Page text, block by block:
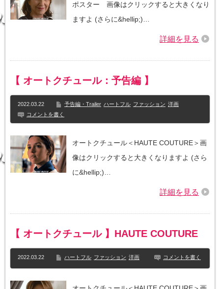
ポスター 画像はクリックすると大きくなり
ますよ (さらに&hellip;)…
詳細を見る
【 オートクチュール：予告編 】
2022.03.22 予告編・Trailer ハートフル ファッション 洋画
コメントを書く
オートクチュール＜HAUTE COUTURE＞画
像はクリックすると大きくなりますよ (さら
に&hellip;)…
詳細を見る
【 オートクチュール 】HAUTE COUTURE
2022.03.22 ハートフル ファッション 洋画 コメントを書く